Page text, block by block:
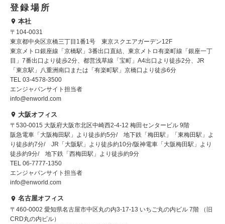
登録場所
本社
〒104-0031
東京都中央区京橋三丁目1番1号 東京スクエアガーデン12F
東京メトロ銀座線「京橋駅」3番出口直結、東京メトロ有楽町線「銀座一丁
目」7番出口より徒歩2分、都営浅草線「宝町」A4出口より徒歩2分、JR
「東京駅」八重洲南口または「有楽町駅」京橋口より徒歩6分
TEL 03-4578-3500
エンジャパンサイト担当者
info@enworld.com
大阪オフィス
〒530-0015 大阪府大阪市北区中崎西2-4-12 梅田センタービル 9階
阪急電車「大阪梅田駅」より徒歩約5分/ 地下鉄「梅田駅」「東梅田駅」よ
り徒歩約7分/ JR「大阪駅」より徒歩約10分/阪神電車「大阪梅田駅」より
徒歩約9分/ 地下鉄「西梅田駅」より徒歩約9分
TEL 06-7777-1350
エンジャパンサイト担当者
info@enworld.com
名古屋オフィス
〒460-0002 愛知県名古屋市中区丸の内3-17-13 いちご丸の内ビル 7階 （旧
CRD丸の内ビル）